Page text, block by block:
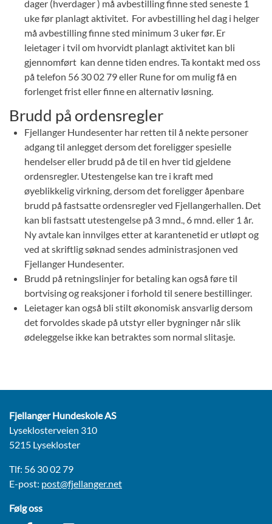
dager (hverdager ) må avbestilling finne sted seneste 1
uke før planlagt aktivitet. For avbestilling hel dag i helger
må avbestilling finne sted minimum 3 uker før. Er
leietager i tvil om hvorvidt planlagt aktivitet kan bli
gjennomført kan denne tiden endres. Ta kontakt med oss
på telefon 56 30 02 79 eller Rune for om mulig få en
forlenget frist eller finne en alternativ løsning.
Brudd på ordensregler
Fjellanger Hundesenter har retten til å nekte personer
adgang til anlegget dersom det foreligger spesielle
hendelser eller brudd på de til en hver tid gjeldene
ordensregler. Utestengelse kan tre i kraft med
øyeblikkelig virkning, dersom det foreligger åpenbare
brudd på fastsatte ordensregler ved Fjellangerhallen. Det
kan bli fastsatt utestengelse på 3 mnd., 6 mnd. eller 1 år.
Ny avtale kan innvilges etter at karantenetid er utløpt og
ved at skriftlig søknad sendes administrasjonen ved
Fjellanger Hundesenter.
Brudd på retningslinjer for betaling kan også føre til
bortvising og reaksjoner i forhold til senere bestillinger.
Leietager kan også bli stilt økonomisk ansvarlig dersom
det forvoldes skade på utstyr eller bygninger når slik
ødeleggelse ikke kan betraktes som normal slitasje.
Fjellanger Hundeskole AS
Lyseklosterveien 310
5215 Lysekloster
Tlf: 56 30 02 79
E-post: post@fjellanger.net
Følg oss